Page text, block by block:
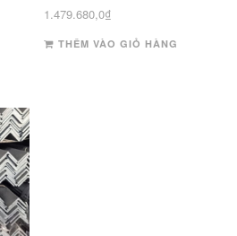
1.479.680,0₫
THÊM VÀO GIỎ HÀNG